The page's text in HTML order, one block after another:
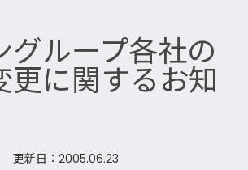
グループ各社の
更に関するお知
更新日：2005.06.23